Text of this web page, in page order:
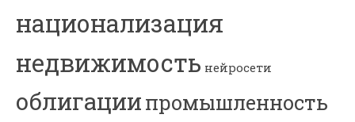
национализация
недвижимость нейросети
облигациипромышленность